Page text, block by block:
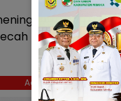
belah
Ads